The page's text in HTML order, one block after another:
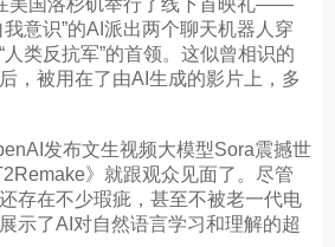
美国洛杉矶举行了线下首映礼——
意识”的AI派出两个聊天机器人穿
类反抗军”的首领。这似曾相识的
，被用在了由AI生成的影片上，多
发布文生视频大模型Sora震撼世
》就跟观众见面了。尽管
存在不少瑕疵，甚至不被老一代电
示了AI对自然语言学习和理解的超